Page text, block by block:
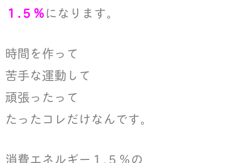
１.５％になります。
時間を作って
苦手な運動して
頑張ったって
たったコレだけなんです。
消費エネルギー１.５％の